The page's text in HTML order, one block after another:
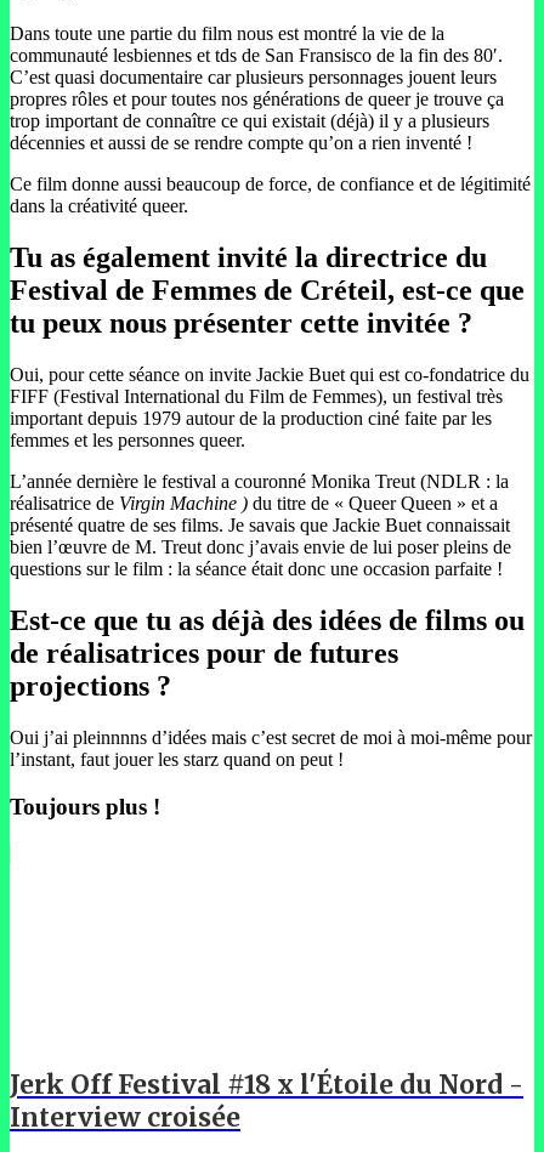
Dans toute une partie du film nous est montré la vie de la
communauté lesbiennes et tds de San Fransisco de la fin des 80′.
C’est quasi documentaire car plusieurs personnages jouent leurs
propres rôles et pour toutes nos générations de queer je trouve ça
trop important de connaître ce qui existait (déjà) il y a plusieurs
décennies et aussi de se rendre compte qu’on a rien inventé !
Ce film donne aussi beaucoup de force, de confiance et de légitimité
dans la créativité queer.
Tu as également invité la directrice du
Festival de Femmes de Créteil, est-ce que
tu peux nous présenter cette invitée ?
Oui, pour cette séance on invite Jackie Buet qui est co-fondatrice du
FIFF (Festival International du Film de Femmes), un festival très
important depuis 1979 autour de la production ciné faite par les
femmes et les personnes queer.
L’année dernière le festival a couronné Monika Treut (NDLR : la
réalisatrice de Virgin Machine ) du titre de « Queer Queen » et a
présenté quatre de ses films. Je savais que Jackie Buet connaissait
bien l’œuvre de M. Treut donc j’avais envie de lui poser pleins de
questions sur le film : la séance était donc une occasion parfaite !
Est-ce que tu as déjà des idées de films ou
de réalisatrices pour de futures
projections ?
Oui j’ai pleinnnns d’idées mais c’est secret de moi à moi-même pour
l’instant, faut jouer les starz quand on peut !
Toujours plus !
Jerk Off Festival #18 x l'Étoile du Nord -
Interview croisée